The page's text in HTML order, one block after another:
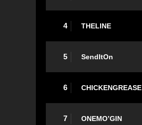
4 THELINE
5 SendItOn
6 CHICKENGREASE
7 ONEMO’GIN